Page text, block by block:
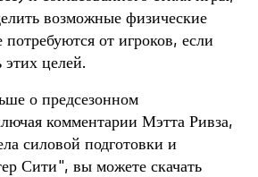
возможные физические
потребуются от игроков, если
этих целей.
о предсезонном
комментарии Мэтта Ривза,
силовой подготовки и
Сити", вы можете скачать